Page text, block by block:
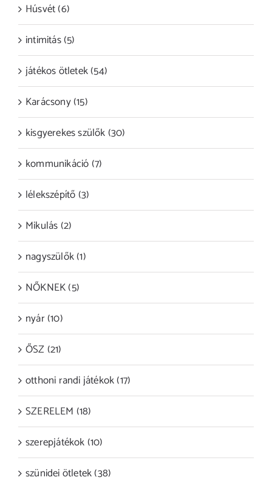
Húsvét (6)
intimitás (5)
játékos ötletek (54)
Karácsony (15)
kisgyerekes szülők (30)
kommunikáció (7)
lélekszépítő (3)
Mikulás (2)
nagyszülők (1)
NŐKNEK (5)
nyár (10)
ŐSZ (21)
otthoni randi játékok (17)
SZERELEM (18)
szerepjátékok (10)
szünidei ötletek (38)